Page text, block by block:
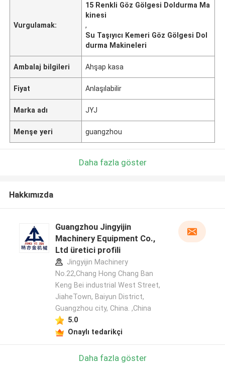
Vurgulamak:
15 Renkli Göz Gölgesi Doldurma Ma
kinesi
,
Su Taşıyıcı Kemeri Göz Gölgesi Dol
durma Makineleri
Ambalaj bilgileri Ahşap kasa
Fiyat Anlaşılabilir
Marka adı JYJ
Menşe yeri guangzhou
Daha fazla göster
Hakkımızda
Guangzhou Jingyijin
Machinery Equipment Co.,
Ltd üretici profili
Jingyijin Machinery
No.22,Chang Hong Chang Ban
Keng Bei industrial West Street,
JiaheTown, Baiyun District,
Guangzhou city, China. ,China
5.0
Onaylı tedarikçi
Daha fazla göster